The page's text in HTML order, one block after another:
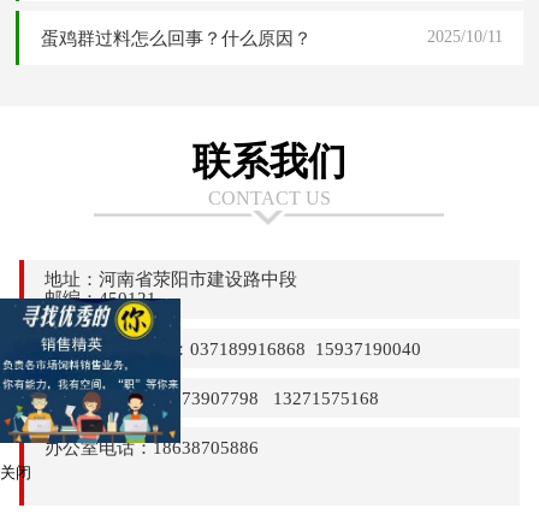
蛋鸡群过料怎么回事？什么原因？ 2025/10/11
联系我们
CONTACT US
地址：河南省荥阳市建设路中段
邮编：450121
24小时热线电话：037189916868 15937190040
销售部电话：13373907798 13271575168
办公室电话：18638705886
关闭